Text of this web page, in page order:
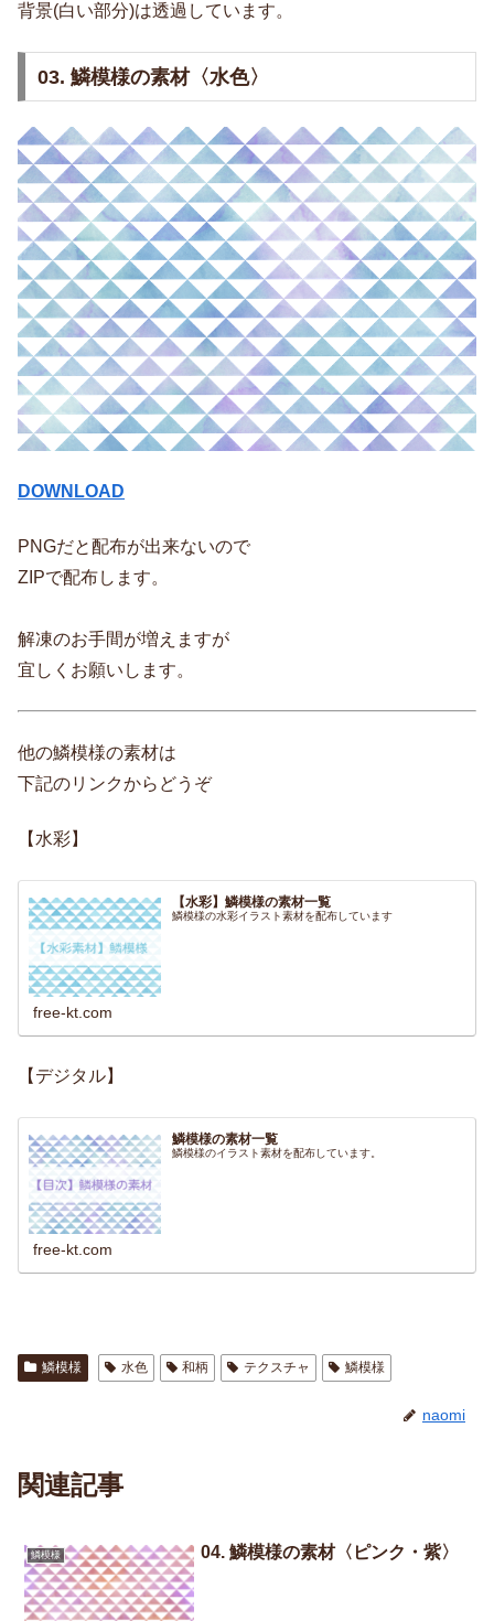
背景(白い部分)は透過しています。
03. 鱗模様の素材〈水色〉
DOWNLOAD
PNGだと配布が出来ないので
ZIPで配布します。
解凍のお手間が増えますが
宜しくお願いします。
他の鱗模様の素材は
下記のリンクからどうぞ
【水彩】
【水彩】鱗模様の素材一覧
鱗模様の水彩イラスト素材を配布しています
free-kt.com
【デジタル】
鱗模様の素材一覧
鱗模様のイラスト素材を配布しています。
free-kt.com
鱗模様 水色 和柄 テクスチャ 鱗模様
naomi
関連記事
鱗模様 04. 鱗模様の素材〈ピンク・紫〉